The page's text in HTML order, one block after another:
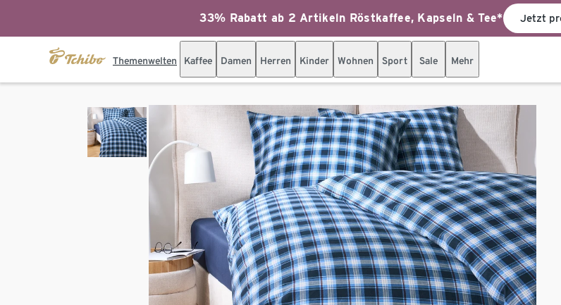
33% Rabatt ab 2 Artikeln Röstkaffee, Kapseln & Tee* Jetzt
Themenwelten Kaffee Damen Herren Kinder Wohnen Sport Sale Mehr